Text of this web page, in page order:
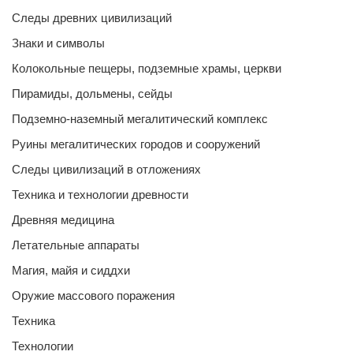
Следы древних цивилизаций
Знаки и символы
Колокольные пещеры, подземные храмы, церкви
Пирамиды, дольмены, сейды
Подземно-наземный мегалитический комплекс
Руины мегалитических городов и сооружений
Следы цивилизаций в отложениях
Техника и технологии древности
Древняя медицина
Летательные аппараты
Магия, майя и сиддхи
Оружие массового поражения
Техника
Технологии